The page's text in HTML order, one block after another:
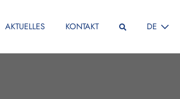
AKTUELLES KONTAKT DE